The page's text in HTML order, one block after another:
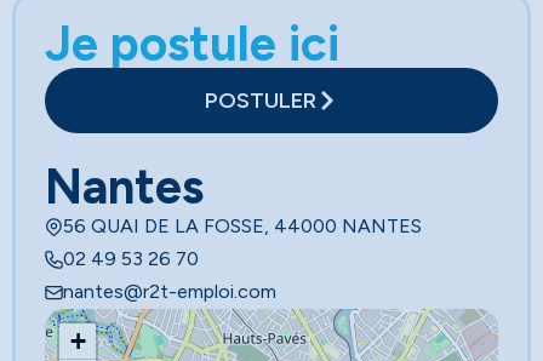
Je postule ici
POSTULER
Nantes
56 QUAI DE LA FOSSE, 44000 NANTES
02 49 53 26 70
nantes@r2t-emploi.com
+